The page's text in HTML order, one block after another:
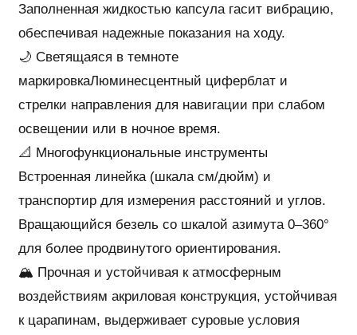
Заполненная жидкостью капсула гасит вибрацию,
обеспечивая надежные показания на ходу.
🌙 Светящаяся в темноте
маркировкаЛюминесцентный циферблат и
стрелки направления для навигации при слабом
освещении или в ночное время.
📐 Многофункциональные инструменты
Встроенная линейка (шкала см/дюйм) и
транспортир для измерения расстояний и углов.
Вращающийся безель со шкалой азимута 0–360°
для более продвинутого ориентирования.
🏔 Прочная и устойчивая к атмосферным
воздействиям акриловая конструкция, устойчивая
к царапинам, выдерживает суровые условия